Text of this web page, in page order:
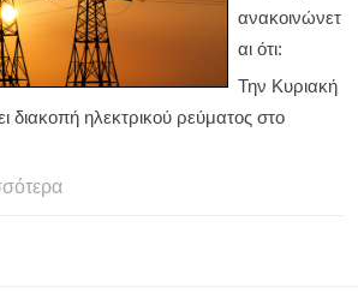
ανακοινώνετ
αι ότι:
Την Κυριακή
διακοπή ηλεκτρικού ρεύματος στο